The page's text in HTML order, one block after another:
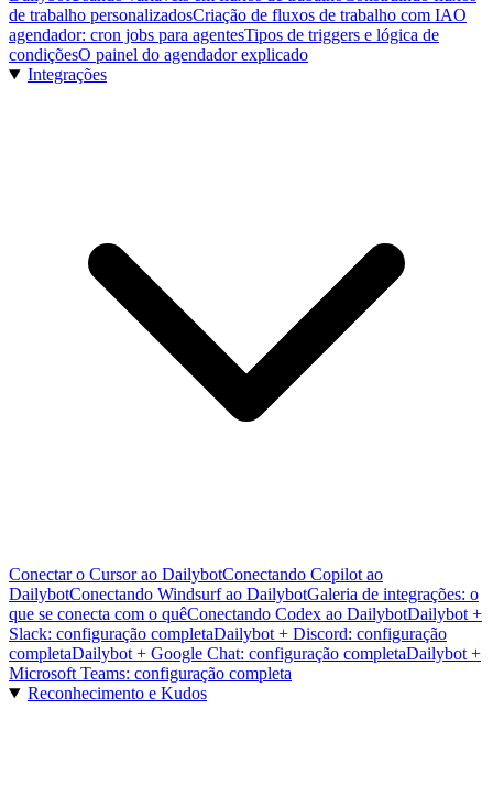
de trabalho personalizadosCriação de fluxos de trabalho com IAO
agendador: cron jobs para agentesTipos de triggers e lógica de
condiçõesO painel do agendador explicado
Integrações
Conectar o Cursor ao DailybotConectando Copilot ao
DailybotConectando Windsurf ao DailybotGaleria de integrações: o
que se conecta com o quêConectando Codex ao DailybotDailybot +
Slack: configuração completaDailybot + Discord: configuração
completaDailybot + Google Chat: configuração completaDailybot +
Microsoft Teams: configuração completa
Reconhecimento e Kudos